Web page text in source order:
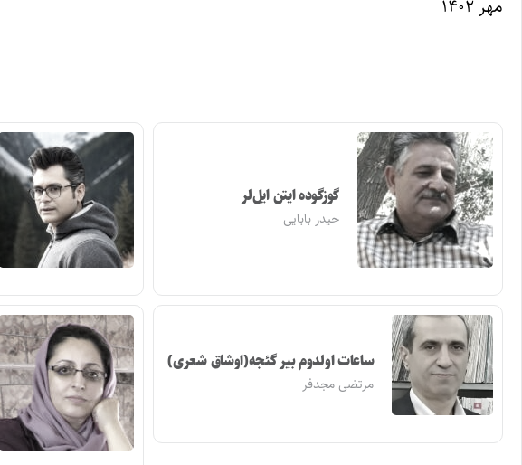
مهر ۱۴۰۲
گوزگوده ایتن ایل‌لر
حیدر بابایی
ساعات اولدوم بیر گئجه(اوشاق شعری)
مرتضی مجدفر